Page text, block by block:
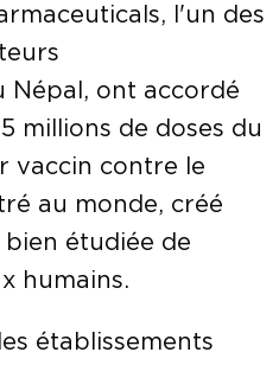
l'un des
Népal, ont accordé
millions de doses du
vaccin contre le
au monde, créé
étudiée de
humains.
établissements